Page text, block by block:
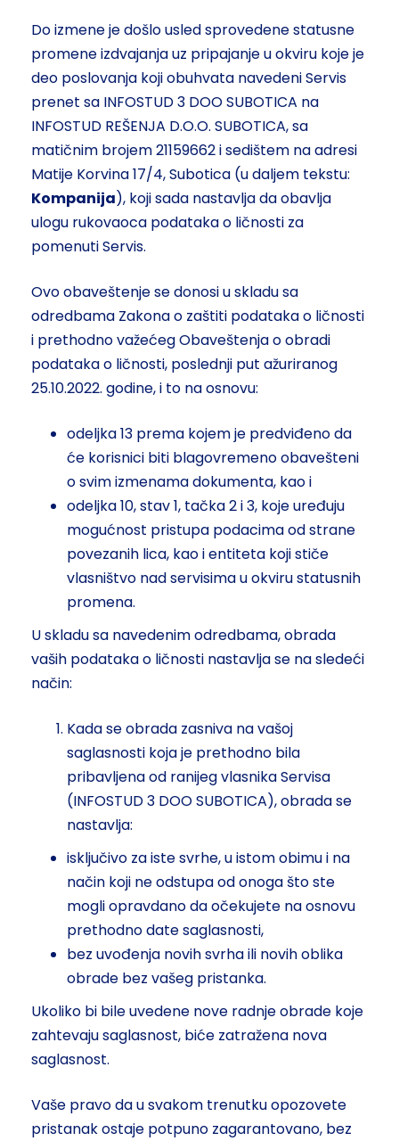
Do izmene je došlo usled sprovedene statusne
promene izdvajanja uz pripajanje u okviru koje je
deo poslovanja koji obuhvata navedeni Servis
prenet sa INFOSTUD 3 DOO SUBOTICA na
INFOSTUD REŠENJA D.O.O. SUBOTICA, sa
matičnim brojem 21159662 i sedištem na adresi
Matije Korvina 17/4, Subotica (u daljem tekstu:
Kompanija), koji sada nastavlja da obavlja
ulogu rukovaoca podataka o ličnosti za
pomenuti Servis.
Ovo obaveštenje se donosi u skladu sa
odredbama Zakona o zaštiti podataka o ličnosti
i prethodno važećeg Obaveštenja o obradi
podataka o ličnosti, poslednji put ažuriranog
25.10.2022. godine, i to na osnovu:
odeljka 13 prema kojem je predviđeno da
će korisnici biti blagovremeno obavešteni
o svim izmenama dokumenta, kao i
odeljka 10, stav 1, tačka 2 i 3, koje uređuju
mogućnost pristupa podacima od strane
povezanih lica, kao i entiteta koji stiče
vlasništvo nad servisima u okviru statusnih
promena.
U skladu sa navedenim odredbama, obrada
vaših podataka o ličnosti nastavlja se na sledeći
način:
Kada se obrada zasniva na vašoj
saglasnosti koja je prethodno bila
pribavljena od ranijeg vlasnika Servisa
(INFOSTUD 3 DOO SUBOTICA), obrada se
nastavlja:
isključivo za iste svrhe, u istom obimu i na
način koji ne odstupa od onoga što ste
mogli opravdano da očekujete na osnovu
prethodno date saglasnosti,
bez uvođenja novih svrha ili novih oblika
obrade bez vašeg pristanka.
Ukoliko bi bile uvedene nove radnje obrade koje
zahtevaju saglasnost, biće zatražena nova
saglasnost.
Vaše pravo da u svakom trenutku opozovete
pristanak ostaje potpuno zagarantovano, bez